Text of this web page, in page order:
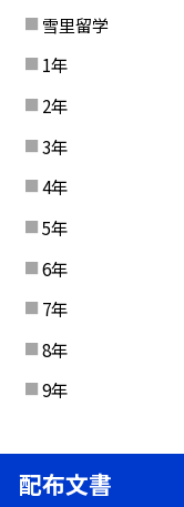
雪里留学
1年
2年
3年
4年
5年
6年
7年
8年
9年
配布文書